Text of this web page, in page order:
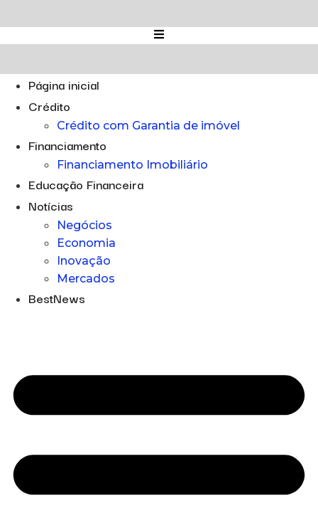
para
o
Página inicial
Crédito
Crédito com Garantia de imóvel
Financiamento
Financiamento Imobiliário
Educação Financeira
Notícias
Negócios
Economia
Inovação
Mercados
BestNews